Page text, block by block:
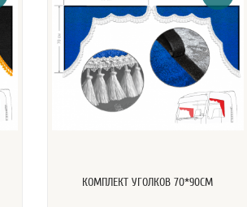
КОМПЛЕКТ УГОЛКОВ 70*90СМ